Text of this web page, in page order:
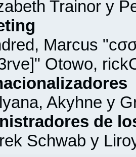
Trainor y
Marcus
Otowo,
Akyhne y
de
Schwab y